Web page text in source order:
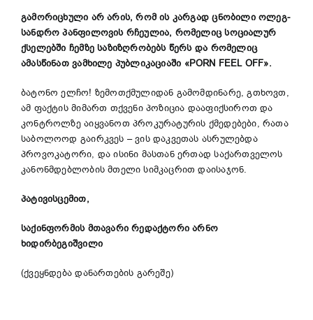
გამორიცხული არ არის, რომ ის კარგად ცნობილი ოლეგ-
სანდრო პანფილოვის რჩეულია, რომელიც სოციალურ
ქსელებში ჩემზე საზიზღრობებს წერს და რომელიც
ამასწინათ ვამხილე პუბლიკაციაში «PORN FEEL OFF».
ბატონო ელჩო! ზემოთქმულიდან გამომდინარე, გთხოვთ,
ამ ფაქტის მიმართ თქვენი პოზიცია დააფიქსიროთ და
კონტროლზე აიყვანოთ პროკურატურის ქმედებები, რათა
საბოლოოდ გაირკვეს – ვის დაკვეთას ასრულებდა
პროვოკატორი, და ისინი მასთან ერთად საქართველოს
კანონმდებლობის მთელი სიმკაცრით დაისაჯონ.
პატივისცემით,
საქინფორმის მთავარი რედაქტორი არნო
ხიდირბეგიშვილი
(ქვეყნდება დანართების გარეშე)